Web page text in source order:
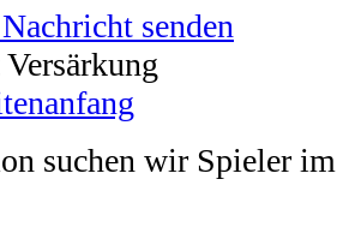
suchen wir Spieler